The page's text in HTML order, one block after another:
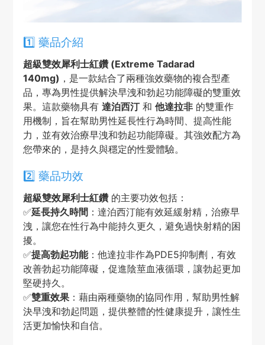
1️⃣ 藥品介紹
超級雙效犀利士紅鑽 (Extreme Tadarad
140mg) ，是一款結合了兩種強效藥物的複合型產
品，專為男性提供解決早洩和勃起功能障礙的雙重效
果。這款藥物具有 達泊西汀和 他達拉非的雙重作
用機制，旨在幫助男性延長性行為時間、提高性能
力，並有效治療早洩和勃起功能障礙。其強效配方為
您帶來的，是持久與穩定的性愛體驗。
2️⃣ 藥品功效
超級雙效犀利士紅鑽的主要功效包括：
✅延長持久時間 ：達泊西汀能有效延緩射精，治療早
洩，讓您在性行為中能持久更久，避免過快射精的困
擾。
✅提高勃起功能：他達拉非作為PDE5抑制劑，有效
改善勃起功能障礙，促進陰莖血液循環，讓勃起更加
堅硬持久。
✅雙重效果：藉由兩種藥物的協同作用，幫助男性解
決早洩和勃起問題，提供整體的性健康提升，讓性生
活更加愉快和自信。